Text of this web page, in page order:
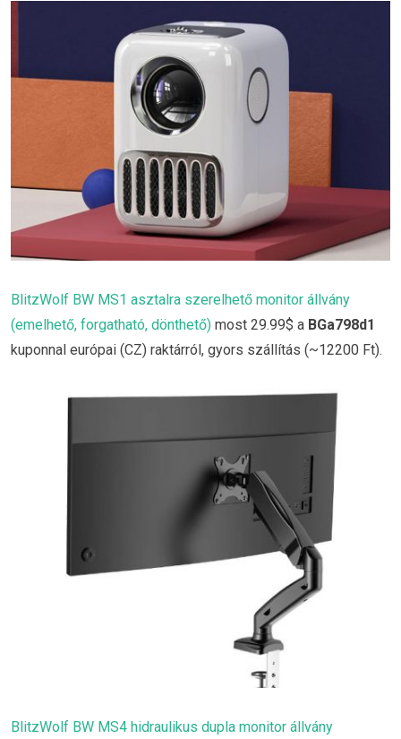
BlitzWolf BW MS1 asztalra szerelhető monitor állvány
(emelhető, forgatható, dönthető) most 29.99$ a BGa798d1
kuponnal európai (CZ) raktárról, gyors szállítás (~12200 Ft).
BlitzWolf BW MS4 hidraulikus dupla monitor állvány